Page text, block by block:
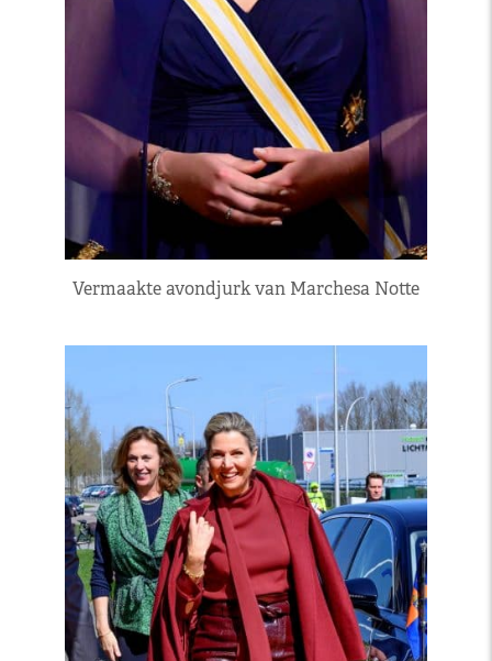
Vermaakte avondjurk van Marchesa Notte